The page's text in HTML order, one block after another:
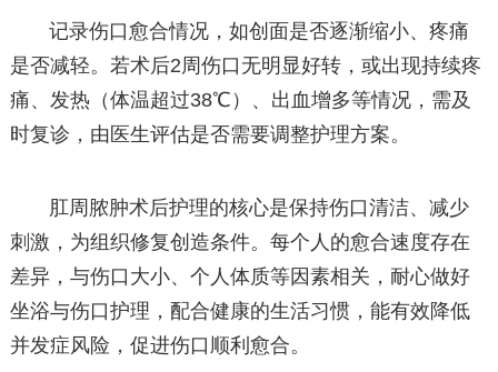
记录伤口愈合情况，如创面是否逐渐缩小、疼痛
是否减轻。若术后2周伤口无明显好转，或出现持续疼
痛、发热（体温超过38℃）、出血增多等情况，需及
时复诊，由医生评估是否需要调整护理方案。
肛周脓肿术后护理的核心是保持伤口清洁、减少
刺激，为组织修复创造条件。每个人的愈合速度存在
差异，与伤口大小、个人体质等因素相关，耐心做好
坐浴与伤口护理，配合健康的生活习惯，能有效降低
并发症风险，促进伤口顺利愈合。